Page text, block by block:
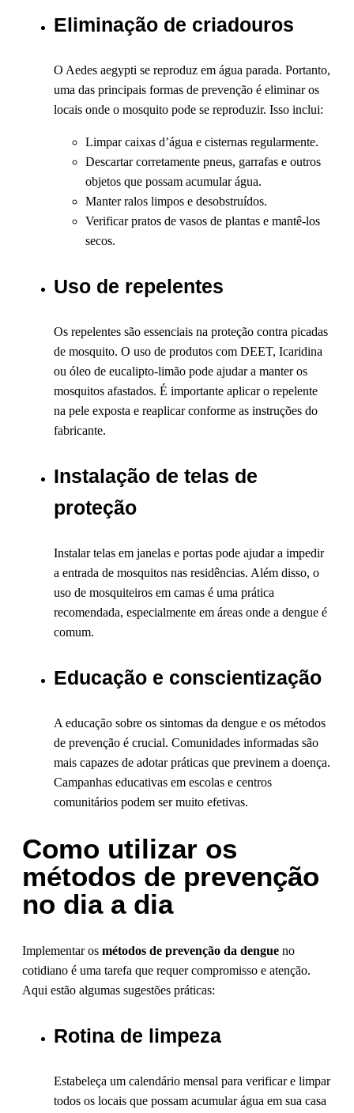
Eliminação de criadouros
O Aedes aegypti se reproduz em água parada. Portanto,
uma das principais formas de prevenção é eliminar os
locais onde o mosquito pode se reproduzir. Isso inclui:
Limpar caixas d’água e cisternas regularmente.
Descartar corretamente pneus, garrafas e outros
objetos que possam acumular água.
Manter ralos limpos e desobstruídos.
Verificar pratos de vasos de plantas e mantê-los
secos.
Uso de repelentes
Os repelentes são essenciais na proteção contra picadas
de mosquito. O uso de produtos com DEET, Icaridina
ou óleo de eucalipto-limão pode ajudar a manter os
mosquitos afastados. É importante aplicar o repelente
na pele exposta e reaplicar conforme as instruções do
fabricante.
Instalação de telas de
proteção
Instalar telas em janelas e portas pode ajudar a impedir
a entrada de mosquitos nas residências. Além disso, o
uso de mosquiteiros em camas é uma prática
recomendada, especialmente em áreas onde a dengue é
comum.
Educação e conscientização
A educação sobre os sintomas da dengue e os métodos
de prevenção é crucial. Comunidades informadas são
mais capazes de adotar práticas que previnem a doença.
Campanhas educativas em escolas e centros
comunitários podem ser muito efetivas.
Como utilizar os
métodos de prevenção
no dia a dia
Implementar os métodos de prevenção da dengue no
cotidiano é uma tarefa que requer compromisso e atenção.
Aqui estão algumas sugestões práticas:
Rotina de limpeza
Estabeleça um calendário mensal para verificar e limpar
todos os locais que possam acumular água em sua casa